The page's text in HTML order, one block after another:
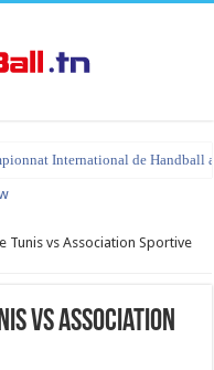
International de Handball
Tunis vs Association Sportive
vs Association